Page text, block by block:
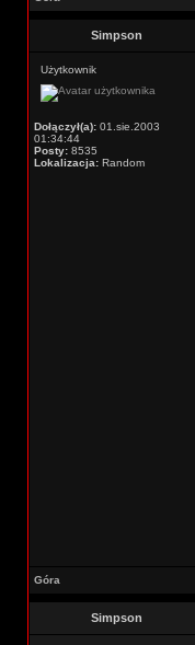
Simpson
Użytkownik
Dołączył(a): 01.sie.2003
01:34:44
Posty: 8535
Lokalizacja: Random
Góra
Simpson